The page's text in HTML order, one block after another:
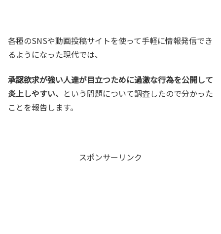
各種のSNSや動画投稿サイトを使って手軽に情報発信でき
るようになった現代では、
承認欲求が強い人達が目立つために過激な行為を公開して
炎上しやすい、 という問題について調査したので分かった
ことを報告します。
スポンサーリンク